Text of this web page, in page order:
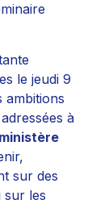
le jeudi 9
à
ministère
sur des
sur les